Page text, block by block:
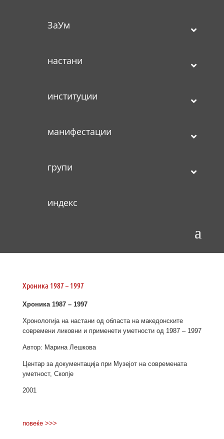
ЗаУм
настани
институции
манифестации
групи
индекс
Хроника 1987 – 1997
Хроника 1987 – 1997
Хронологија на настани од областа на македонските
современи ликовни и применети уметности од 1987 – 1997
Автор: Марина Лешкова
Центар за документација при Музејот на современата
уметност, Скопје
2001
повеќе >>>